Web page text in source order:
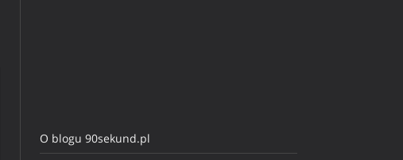
O blogu 90sekund.pl